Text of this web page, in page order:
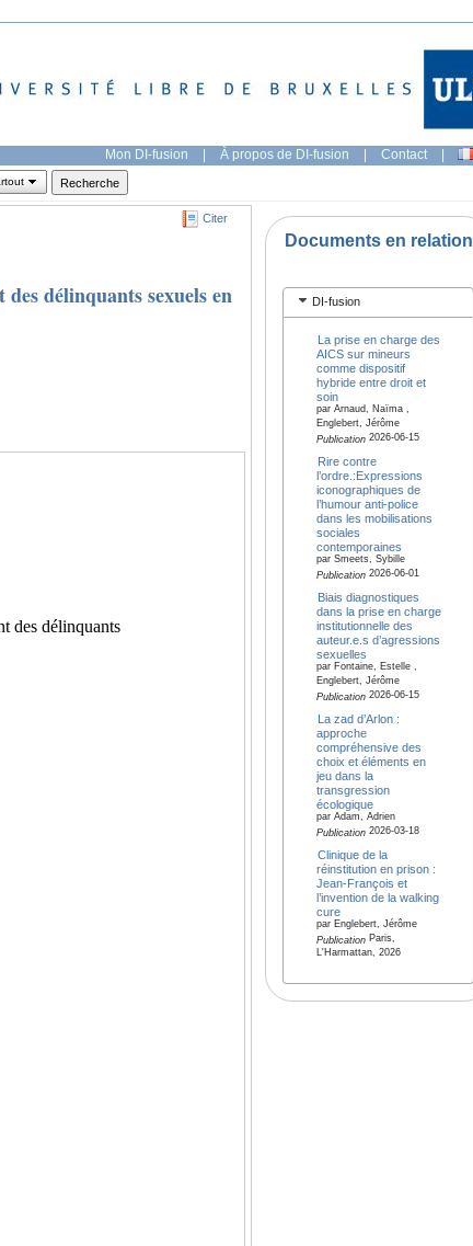
Mon DI-fusion | À propos de DI-fusion | Contact |
Citer
délinquants sexuels en
Documents en relation
DI-fusion
La prise en charge des
AICS sur mineurs
comme dispositif
hybride entre droit et
soin
par Arnaud, Naïma ,
Englebert, Jérôme
Publication2026-06-15
Rire contre
l’ordre.:Expressions
iconographiques de
l’humour anti-police
dans les mobilisations
sociales
contemporaines
par Smeets, Sybille
Publication2026-06-01
Biais diagnostiques
dans la prise en charge
institutionnelle des
auteur.e.s d’agressions
sexuelles
par Fontaine, Estelle ,
Englebert, Jérôme
Publication2026-06-15
La zad d’Arlon :
approche
compréhensive des
choix et éléments en
jeu dans la
transgression
écologique
par Adam, Adrien
Publication2026-03-18
Clinique de la
réinstitution en prison :
Jean-François et
l’invention de la walking
cure
par Englebert, Jérôme
PublicationParis,
L'Harmattan, 2026